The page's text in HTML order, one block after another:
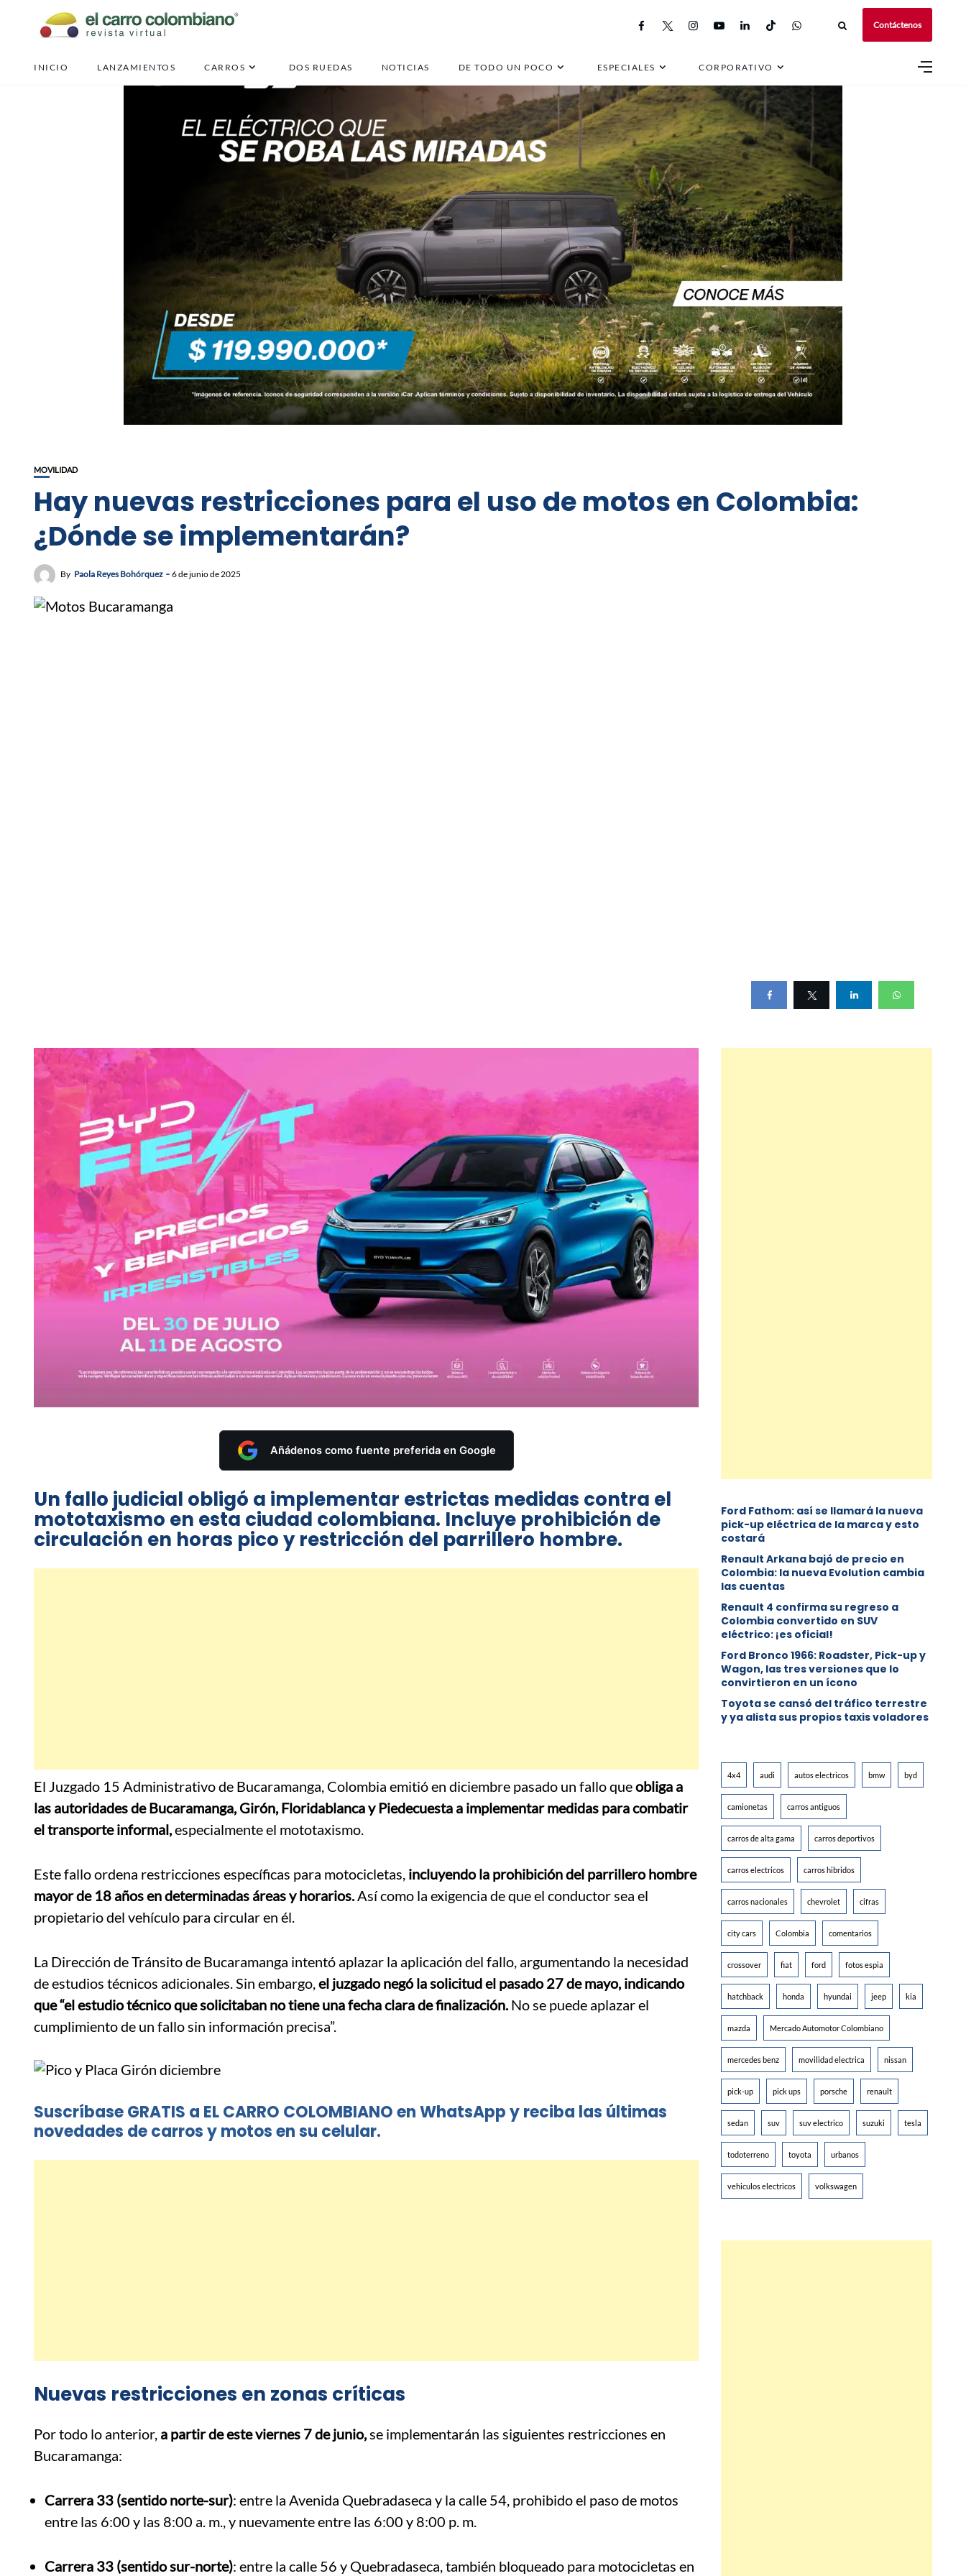
Contáctenos
INICIO LANZAMIENTOS CARROS DOS RUEDAS NOTICIAS DE TODO UN POCO ESPECIALES CORPORATIVO
MOVILIDAD
Hay nuevas restricciones para el uso de motos en Colombia:
¿Dónde se implementarán?
By Paola Reyes Bohórquez 6 de junio de 2025
Añádenos como fuente preferida en Google
Un fallo judicial obligó a implementar estrictas medidas contra el
mototaxismo en esta ciudad colombiana. Incluye prohibición de
circulación en horas pico y restricción del parrillero hombre.
El Juzgado 15 Administrativo de Bucaramanga, Colombia emitió en diciembre pasado un fallo queobliga a
las autoridades de Bucaramanga, Girón, Floridablanca y Piedecuesta a implementar medidas para combatir
el transporte informal,especialmente el mototaxismo.
Este fallo ordena restricciones específicas para motocicletas, incluyendo la prohibición del parrillero hombre
mayor de 18 años en determinadas áreas y horarios.Así como la exigencia de que el conductor sea el
propietario del vehículo para circular en él.
La Dirección de Tránsito de Bucaramanga intentó aplazar la aplicación del fallo, argumentando la necesidad
de estudios técnicos adicionales.Sin embargo,el juzgado negó la solicitud el pasado 27 de mayo, indicando
que “el estudio técnico que solicitaban no tiene una fecha clara de finalización.No se puede aplazar el
cumplimiento de un fallo sin información precisa”.
Suscríbase GRATIS a EL CARRO COLOMBIANO en WhatsApp y reciba las últimas
novedades de carros y motos en su celular.
Nuevas restricciones en zonas críticas
Por todo lo anterior, a partir de este viernes 7 de junio,se implementarán las siguientes restricciones en
Bucaramanga:
Carrera 33 (sentido norte-sur): entre la Avenida Quebradaseca y la calle 54, prohibido el paso de motos
entre las 6:00 y las 8:00 a. m., y nuevamente entre las 6:00 y 8:00 p. m.
Carrera 33 (sentido sur-norte): entre la calle 56 y Quebradaseca, también bloqueado para motocicletas en
Ford Fathom: así se llamará la nueva
pick-up eléctrica de la marca y esto
costará
Renault Arkana bajó de precio en
Colombia: la nueva Evolution cambia
las cuentas
Renault 4 confirma su regreso a
Colombia convertido en SUV
eléctrico: ¡es oficial!
Ford Bronco 1966: Roadster, Pick-up y
Wagon, las tres versiones que lo
convirtieron en un ícono
Toyota se cansó del tráfico terrestre
y ya alista sus propios taxis voladores
4x4 audi autos electricos bmw byd
camionetas carros antiguos
carros de alta gama carros deportivos
carros electricos carros hibridos
carros nacionales chevrolet cifras
city cars Colombia comentarios
crossover fiat ford fotos espia
hatchback honda hyundai jeep kia
mazda Mercado Automotor Colombiano
mercedes benz movilidad electrica nissan
pick-up pick ups porsche renault
sedan suv suv electrico suzuki tesla
todoterreno toyota urbanos
vehiculos electricos volkswagen